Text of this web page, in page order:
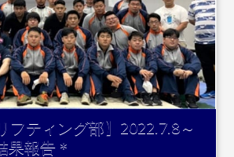
...続きを読む
フティング部】2022.7.8～
果報告＊